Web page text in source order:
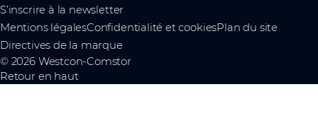
S’inscrire à la newsletter
Mentions légalesConfidentialité et cookiesPlan du site
Directives de la marque
© 2026 Westcon-Comstor
Retour en haut